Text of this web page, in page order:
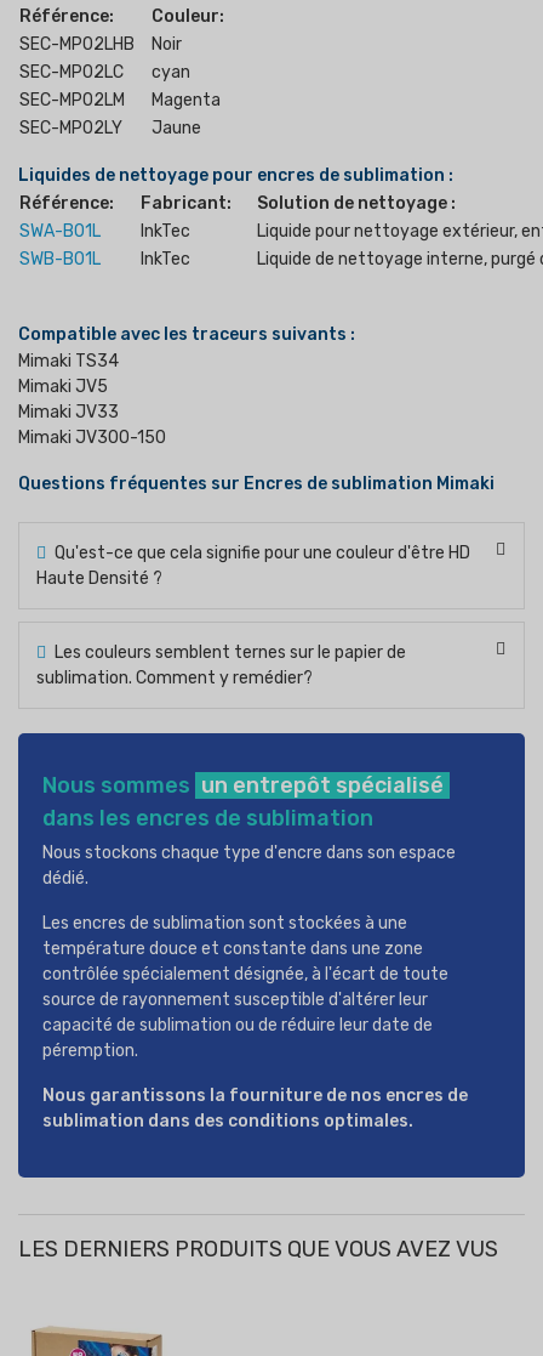
Référence:
Couleur:
SEC-MP02LHB
Noir
SEC-MP02LC
cyan
SEC-MP02LM
Magenta
SEC-MP02LY
Jaune
Liquides de nettoyage pour encres de sublimation :
Référence:
Fabricant:
Solution de nettoyage :
SWA-B01L
InkTec
Liquide pour nettoyage extérieur,
SWB-B01L
InkTec Liquide de nettoyage interne, purgé
Compatible avec les traceurs suivants :
Mimaki TS34
Mimaki JV5
Mimaki JV33
Mimaki JV300-150
Questions fréquentes sur Encres de sublimation Mimaki
Qu'est-ce que cela signifie pour une couleur d'être HD
Haute Densité ?
Les couleurs semblent ternes sur le papier de
sublimation. Comment y remédier?
Nous sommes un entrepôt spécialisé
dans les encres de sublimation
Nous stockons chaque type d'encre dans son espace
dédié.
Les encres de sublimation sont stockées à une
température douce et constante dans une zone
contrôlée spécialement désignée, à l'écart de toute
source de rayonnement susceptible d'altérer leur
capacité de sublimation ou de réduire leur date de
péremption.
Nous garantissons la fourniture de nos encres de
sublimation dans des conditions optimales.
LES DERNIERS PRODUITS QUE VOUS AVEZ VUS